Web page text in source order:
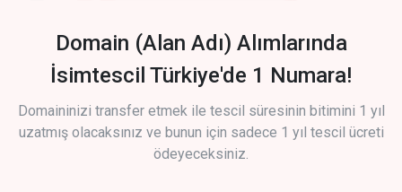
Domain (Alan Adı) Alımlarında
İsimtescil Türkiye'de 1 Numara!
Domaininizi transfer etmek ile tescil süresinin bitimini 1 yıl
uzatmış olacaksınız ve bunun için sadece 1 yıl tescil ücreti
ödeyeceksiniz.